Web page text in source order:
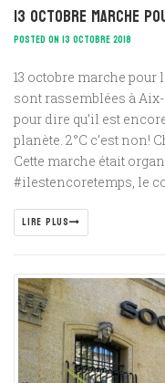
13 octobre marche
POSTED ON 13 OCTOBRE 2018
13 octobre marche
sont rassemblées à
pour dire qu’il est
planète. 2°C c’est non!
Cette marche était
#ilestencoretemps, le
LIRE PLUS